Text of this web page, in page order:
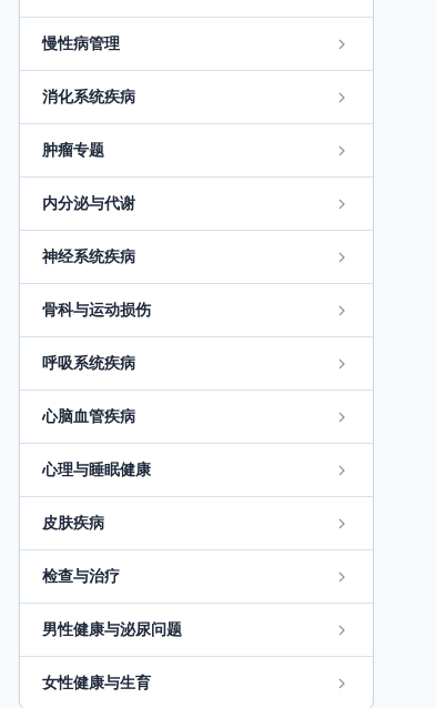
慢性病管理
消化系统疾病
肿瘤专题
内分泌与代谢
神经系统疾病
骨科与运动损伤
呼吸系统疾病
心脑血管疾病
心理与睡眠健康
皮肤疾病
检查与治疗
男性健康与泌尿问题
女性健康与生育